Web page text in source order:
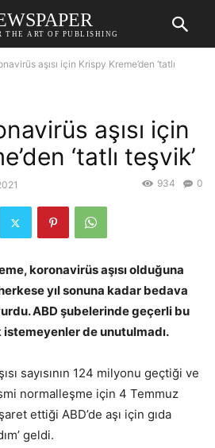
THE ART OF PUBLISHING
aşısı için Krispy Kreme’den ‘tatlı
aşısı için
‘tatlı teşvik’
0
934
koronavirüs aşısı olduğuna
yıl sonuna kadar bedava
ABD şubelerinde geçerli bu
istemeyenler de unutulmadı.
sayısının 124 milyonu geçtiği ve
normalleşme için 4 Temmuz
ettiği ABD’de aşı için gıda
geldi.